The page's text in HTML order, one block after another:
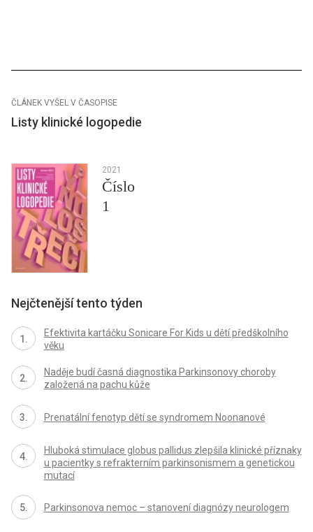
ČLÁNEK VYŠEL V ČASOPISE
Listy klinické logopedie
2021
Číslo
1
Nejčtenější tento týden
Efektivita kartáčku Sonicare For Kids u dětí předškolního
věku
Naděje budí časná diagnostika Parkinsonovy choroby
založená na pachu kůže
Prenatální fenotyp dětí se syndromem Noonanové
Hluboká stimulace globus pallidus zlepšila klinické příznaky
u pacientky s refrakterním parkinsonismem a genetickou
mutací
Parkinsonova nemoc – stanovení diagnózy neurologem